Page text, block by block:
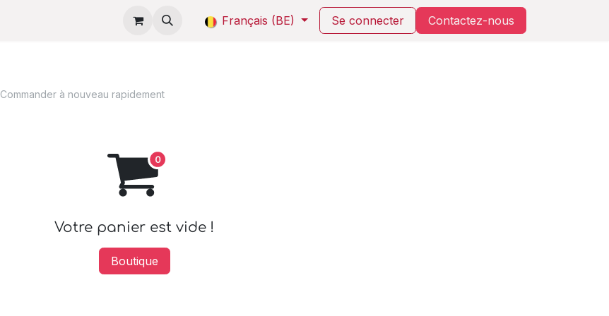
Tarifs Contactez-nousFrançais (BE) Se connecter Contactez-nou​s​
Commander à nouveau rapidement
Votre panier est vide !
Boutique